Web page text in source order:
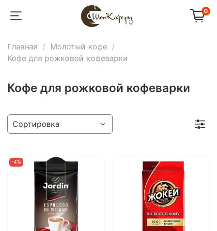
0
Главная
Молотый кофе
Кофе для рожковой кофеварки
Кофе для рожковой кофеварки
-4%